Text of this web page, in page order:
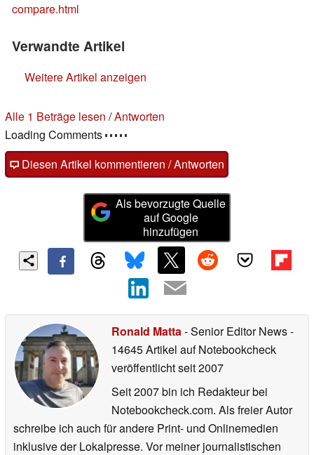
compare.html
Verwandte Artikel
Weitere Artikel anzeigen
Alle 1 Beträge lesen /Antworten
Loading Comments
Diesen Artikel kommentieren / Antworten
Als bevorzugte Quelle
auf Google
hinzufügen
Ronald Matta- Senior Editor News-
14645 Artikel auf Notebookcheck
veröffentlichtseit 2007
Seit 2007 bin ich Redakteur bei
Notebookcheck.com. Als freier Autor
schreibe ich auch für andere Print- und Onlinemedien
inklusive der Lokalpresse. Vor meiner journalistischen